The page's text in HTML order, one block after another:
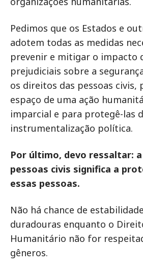
Pedimos que os Estados e
adotem todas as medidas
prevenir e mitigar o impacto
prejudiciais sobre a
os direitos das pessoas civis,
espaço de uma ação
imparcial e para protegê-las
instrumentalização política.
Por último, devo ressaltar:
pessoas civis significa a
essas pessoas.
Não há chance de
duradouras enquanto o
Humanitário não for
gêneros.